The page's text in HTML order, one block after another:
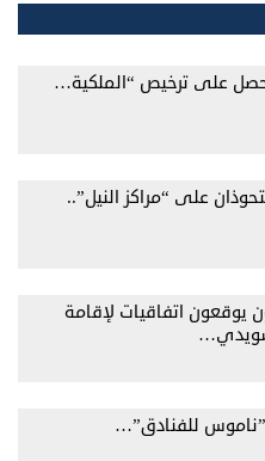
تحصل على ترخيص “الملكية…
على “مراكز النيل”..
يوقعون اتفاقيات لإقامة
للفنادق”…